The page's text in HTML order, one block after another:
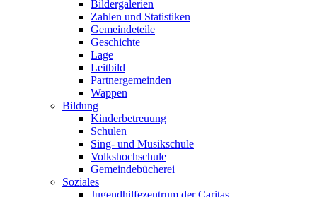
Bildergalerien
Zahlen und Statistiken
Gemeindeteile
Geschichte
Lage
Leitbild
Partnergemeinden
Wappen
Bildung
Kinderbetreuung
Schulen
Sing- und Musikschule
Volkshochschule
Gemeindebücherei
Soziales
Jugendhilfezentrum der Caritas